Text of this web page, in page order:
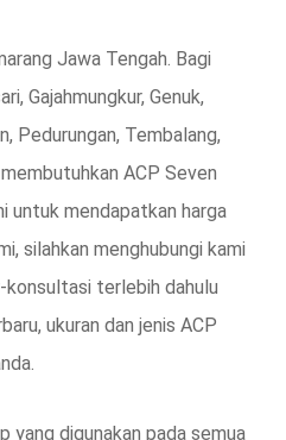
Jawa Tengah. Bagi
Gajahmungkur, Genuk,
Pedurungan, Tembalang,
ACP Seven
untuk mendapatkan harga
silahkan menghubungi kami
terlebih dahulu
ukuran dan jenis ACP
yang digunakan pada semua